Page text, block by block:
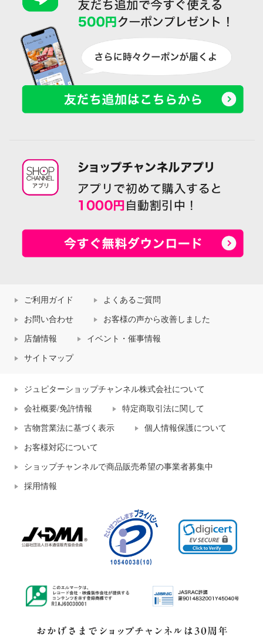
ご利用ガイド よくあるご質問
お問い合わせ お客様の声から改善しました
店舗情報 イベント・催事情報
サイトマップ
ジュピターショップチャンネル株式会社について
会社概要/免許情報 特定商取引法に関して
古物営業法に基づく表示 個人情報保護について
お客様対応について
ショップチャンネルで商品販売希望の事業者募集中
採用情報